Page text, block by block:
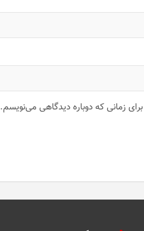
زمانی که دوباره دیدگاهی می‌نویسم.